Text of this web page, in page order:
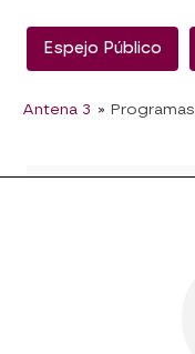
Espejo Público
Antena 3 » Programas